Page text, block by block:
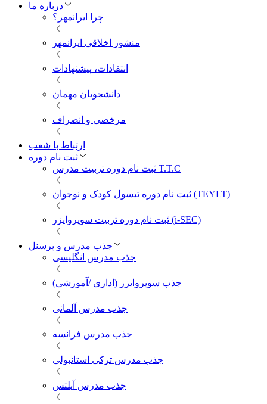
درباره ما
چرا ایرانمهر؟
منشور اخلاقی ایرانمهر
انتقادات، پیشنهادات
دانشجویان مهمان
مرخصی و انصراف
ارتباط با شعب
ثبت نام دوره
ثبت نام دوره تربیت مدرس T.T.C
ثبت نام دوره تیسول کودک و نوجوان (TEYLT)
ثبت نام دوره تربیت سوپروایزر (i-SEC)
جذب مدرس و پرسنل
جذب مدرس انگلیسی
جذب سوپروایزر (اداری /آموزشی)
جذب مدرس آلمانی
جذب مدرس فرانسه
جذب مدرس ترکی استانبولی
جذب مدرس آیلتس